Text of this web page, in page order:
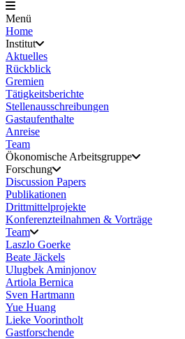
Menü
Home
Institut
Aktuelles
Rückblick
Gremien
Tätigkeitsberichte
Stellenausschreibungen
Gastaufenthalte
Anreise
Team
Ökonomische Arbeitsgruppe
Forschung
Discussion Papers
Publikationen
Drittmittelprojekte
Konferenzteilnahmen & Vorträge
Team
Laszlo Goerke
Beate Jäckels
Ulugbek Aminjonov
Artiola Bernica
Sven Hartmann
Yue Huang
Lieke Voorintholt
Gastforschende